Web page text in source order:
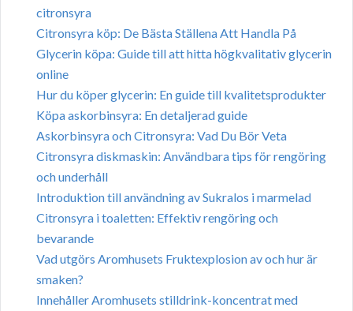
citronsyra
Citronsyra köp: De Bästa Ställena Att Handla På
Glycerin köpa: Guide till att hitta högkvalitativ glycerin
online
Hur du köper glycerin: En guide till kvalitetsprodukter
Köpa askorbinsyra: En detaljerad guide
Askorbinsyra och Citronsyra: Vad Du Bör Veta
Citronsyra diskmaskin: Användbara tips för rengöring
och underhåll
Introduktion till användning av Sukralos i marmelad
Citronsyra i toaletten: Effektiv rengöring och
bevarande
Vad utgörs Aromhusets Fruktexplosion av och hur är
smaken?
Innehåller Aromhusets stilldrink-koncentrat med